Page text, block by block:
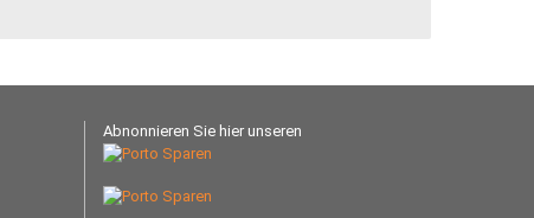
Abnonnieren Sie hier unseren